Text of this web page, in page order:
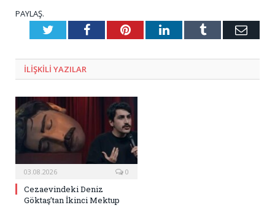
PAYLAŞ.
TwitterFacebookPinterestLinkedInTumblr E-
ILIŞKILI YAZILAR
03.08.2026 0
Cezaevindeki Deniz
Göktaş’tan İkinci Mektup